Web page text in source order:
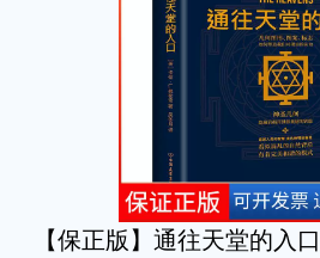
【保正版】通往天堂的入